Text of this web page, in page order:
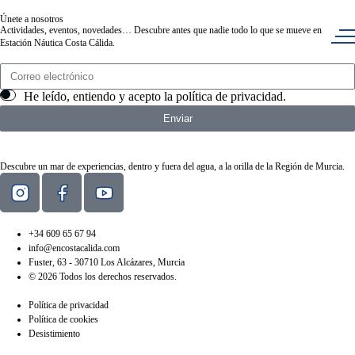
Únete a nosotros
Actividades, eventos, novedades… Descubre antes que nadie todo lo que se mueve en
Estación Náutica Costa Cálida.
He leído, entiendo y acepto la política de privacidad.
Enviar
Descubre un mar de experiencias, dentro y fuera del agua, a la orilla de la Región de Murcia.
+34 609 65 67 94
info@encostacalida.com
Fuster, 63 - 30710 Los Alcázares, Murcia
© 2026 Todos los derechos reservados.
Política de privacidad
Política de cookies
Desistimiento